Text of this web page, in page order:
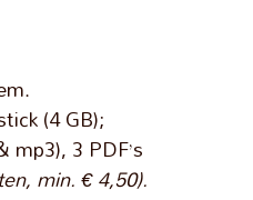
(4 GB);
3 PDF’s
min. € 4,50).